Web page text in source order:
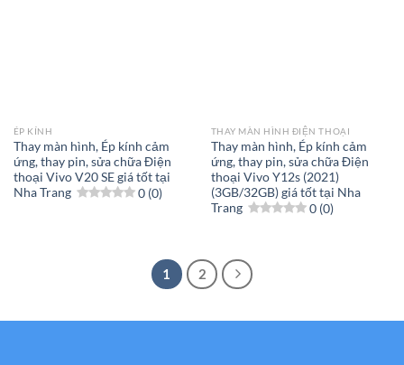
ÉP KÍNH
Thay màn hình, Ép kính cảm
ứng, thay pin, sửa chữa Điện
thoại Vivo V20 SE giá tốt tại
Nha Trang
0 (0)
THAY MÀN HÌNH ĐIỆN THOẠI
Thay màn hình, Ép kính cảm
ứng, thay pin, sửa chữa Điện
thoại Vivo Y12s (2021)
(3GB/32GB) giá tốt tại Nha
Trang
0 (0)
1 2